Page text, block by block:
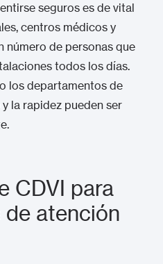
seguros es de vital
centros médicos y
número de personas que
todos los días.
los departamentos de
la rapidez pueden ser
CDVI para
atención